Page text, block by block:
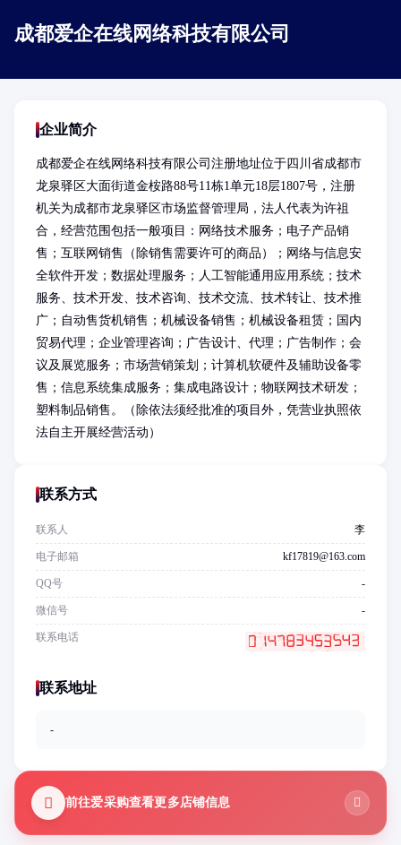
成都爱企在线网络科技有限公司
企业简介
成都爱企在线网络科技有限公司注册地址位于四川省成都市
龙泉驿区大面街道金桉路88号11栋1单元18层1807号，注册
机关为成都市龙泉驿区市场监督管理局，法人代表为许祖
合，经营范围包括一般项目：网络技术服务；电子产品销
售；互联网销售（除销售需要许可的商品）；网络与信息安
全软件开发；数据处理服务；人工智能通用应用系统；技术
服务、技术开发、技术咨询、技术交流、技术转让、技术推
广；自动售货机销售；机械设备销售；机械设备租赁；国内
贸易代理；企业管理咨询；广告设计、代理；广告制作；会
议及展览服务；市场营销策划；计算机软硬件及辅助设备零
售；信息系统集成服务；集成电路设计；物联网技术研发；
塑料制品销售。（除依法须经批准的项目外，凭营业执照依
法自主开展经营活动）
联系方式
联系人 李
电子邮箱 kf17819@163.com
QQ号 -
微信号 -
联系电话
联系地址
-
前往爱采购查看更多店铺信息